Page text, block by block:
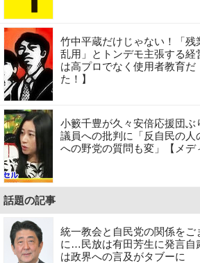
竹中平蔵だけじゃない！「残
乱用」とトンデモ主張する経
は高プロでなく使用者教育だ
た！】
小籔千豊が久々安倍応援団ぶ
議員への批判に「反自民の人
への野党の質問も変」【メデ
話題の記事
統一教会と自民党の関係をご
に…民放は有田芳生に発言自
は政界への言及がタブーに